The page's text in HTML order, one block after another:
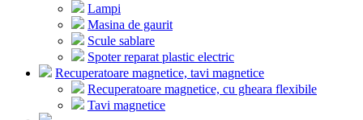
Lampi
Masina de gaurit
Scule sablare
Spoter reparat plastic electric
Recuperatoare magnetice, tavi magnetice
Recuperatoare magnetice, cu gheara flexibile
Tavi magnetice